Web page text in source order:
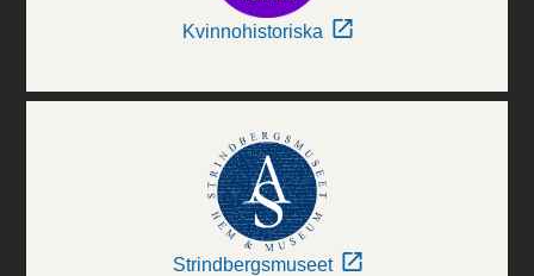
Kvinnohistoriska
Strindbergsmuseet